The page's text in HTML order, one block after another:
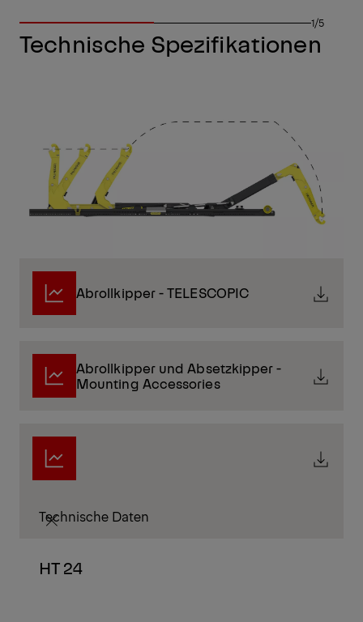
1/5
Technische Spezifikationen
Abrollkipper - TELESCOPIC
Abrollkipper und Absetzkipper -
Mounting Accessories
Technische Daten
HT 24